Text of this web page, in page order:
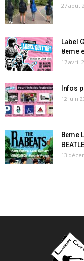
27 août
Label
8ème
17 avril
Infos
12 juin
8ème
13